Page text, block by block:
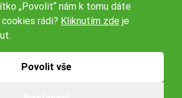
„Povolit“ nám k tomu dáte
rádi? Kliknutím zde je
Povolit vše